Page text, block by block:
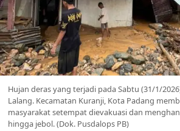
Hujan deras yang terjadi pada Sabtu (31/1/
Lalang. Kecamatan Kuranji, Kota Padang
masyarakat setempat dievakuasi dan
hingga jebol. (Dok. Pusdalops PB)